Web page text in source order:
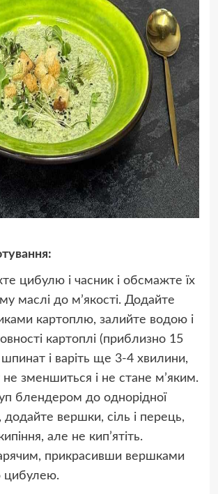
цибулю і часник і обсмажте їх
маслі до м’якості. Додайте
картоплю, залийте водою і
картоплі (приблизно 15
і варіть ще 3-4 хвилини,
зменшиться і не стане м’яким.
блендером до однорідної
додайте вершки, сіль і перець,
але не кип’ятіть.
прикрасивши вершками
цибулею.